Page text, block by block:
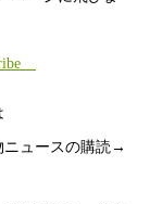
ニュースの購読→